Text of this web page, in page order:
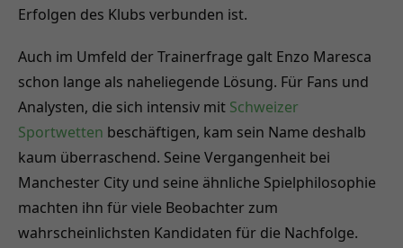
Erfolgen des Klubs verbunden ist.
Auch im Umfeld der Trainerfrage galt Enzo Maresca
schon lange als naheliegende Lösung. Für Fans und
Analysten, die sich intensiv mit Schweizer
Sportwetten beschäftigen, kam sein Name deshalb
kaum überraschend. Seine Vergangenheit bei
Manchester City und seine ähnliche Spielphilosophie
machten ihn für viele Beobachter zum
wahrscheinlichsten Kandidaten für die Nachfolge.